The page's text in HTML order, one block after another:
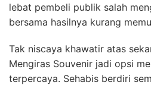
lebat pembeli publik salah
bersama hasilnya kurang
Tak niscaya khawatir atas
Mengiras Souvenir jadi opsi
terpercaya. Sehabis berdiri